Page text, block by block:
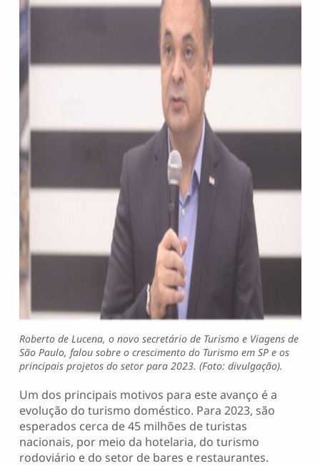
Roberto de Lucena, o novo secretário de Turismo e Viagens de
São Paulo, falou sobre o crescimento do Turismo em SP e os
principais projetos do setor para 2023. (Foto: divulgação).
Um dos principais motivos para este avanço é a
evolução do turismo doméstico. Para 2023, são
esperados cerca de 45 milhões de turistas
nacionais, por meio da hotelaria, do turismo
rodoviário e do setor de bares e restaurantes.